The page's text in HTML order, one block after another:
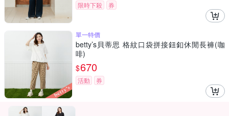
限時下殺 券
單一特價
betty’s貝蒂思 格紋口袋拼接鈕釦休閒長褲(咖
啡)
$670
活動 券